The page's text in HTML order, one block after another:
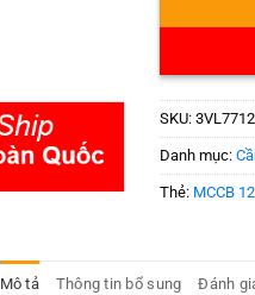
SKU:
Danh mục:
Thẻ: MCCB
Mô tả Thông tin bổ sung Đánh